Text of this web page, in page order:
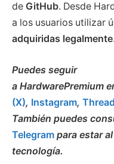
de GitHub. Desde
a los usuarios utilizar
adquiridas legalmente.
Puedes seguir
a HardwarePremium
(X), Instagram,
También puedes
Telegram para estar
tecnología.